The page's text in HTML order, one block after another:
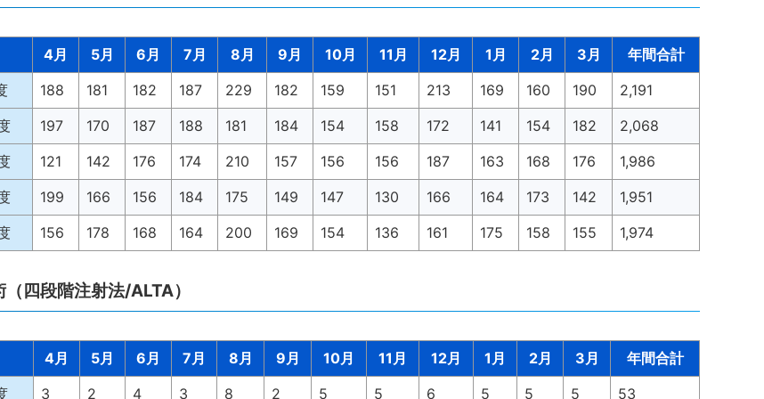
4月 5月 6月 7月 8月 9月 10月 11月 12月 1月 2月 3月
年間合計
188 181 182 187 229 182 159 151 213 169 160 190
2,191
197 170 187 188 181 184 154 158 172 141 154 182
2,068
121 142 176 174 210 157 156 156 187 163 168 176
1,986
199 166 156 184 175 149 147 130 166 164 173 142
1,951
156 178 168 164 200 169 154 136 161 175 158 155 1,974
四段階注射法/ALTA）
4月 5月 6月 7月 8月 9月 10月 11月 12月 1月 2月 3月
年間合計
3 2 4 3 8 2 5 5 6 5 5 5 53